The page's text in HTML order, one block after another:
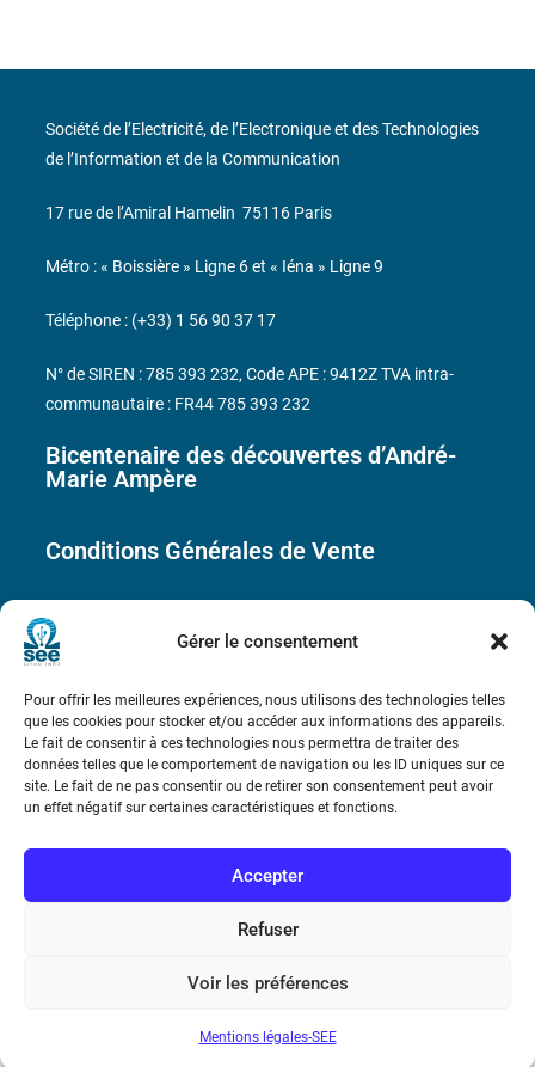
Gérer le consentement
Pour offrir les meilleures expériences, nous utilisons des technologies telles
que les cookies pour stocker et/ou accéder aux informations des appareils.
Le fait de consentir à ces technologies nous permettra de traiter des
données telles que le comportement de navigation ou les ID uniques sur ce
site. Le fait de ne pas consentir ou de retirer son consentement peut avoir
un effet négatif sur certaines caractéristiques et fonctions.
Accepter
Refuser
Voir les préférences
Mentions légales-SEE
Bicentenaire des découvertes d’André-
Marie Ampère
Conditions Générales de Vente
Mentions légales
Contact
Société de l’Electricité, de l’Electronique et des Technologies
de l’Information et de la Communication
17 rue de l’Amiral Hamelin 75116 Paris
Métro : « Boissière » Ligne 6 et « Iéna » Ligne 9
Téléphone : (+33) 1 56 90 37 17
N° de SIREN : 785 393 232, Code APE : 9412Z TVA intra-
communautaire : FR44 785 393 232